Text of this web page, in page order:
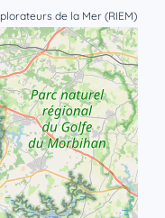
de la Mer (RIEM)